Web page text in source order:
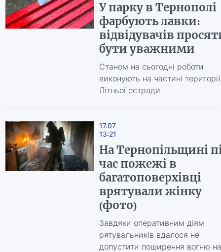
У парку в Тернополі
фарбують лавки:
відвідувачів
бути уважними
Станом на сьогодні роботи
виконують на частині території
Літньої естради
17.07
13:21
На Тернопільщині
час пожежі в
багатоповерхівці
врятували жінку
(фото)
Завдяки оперативним діям
рятувальників вдалося не
допустити поширення вогню на